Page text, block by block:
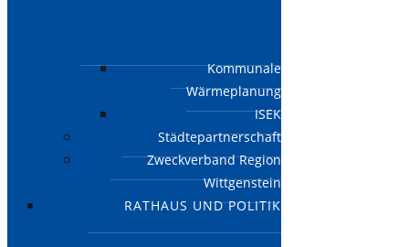
Kommunale
Wärmeplanung
ISEK
Städtepartnerschaft
Zweckverband Region
Wittgenstein
RATHAUS UND POLITIK